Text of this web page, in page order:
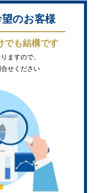
のお客様
でも結構です
ますので、
せください